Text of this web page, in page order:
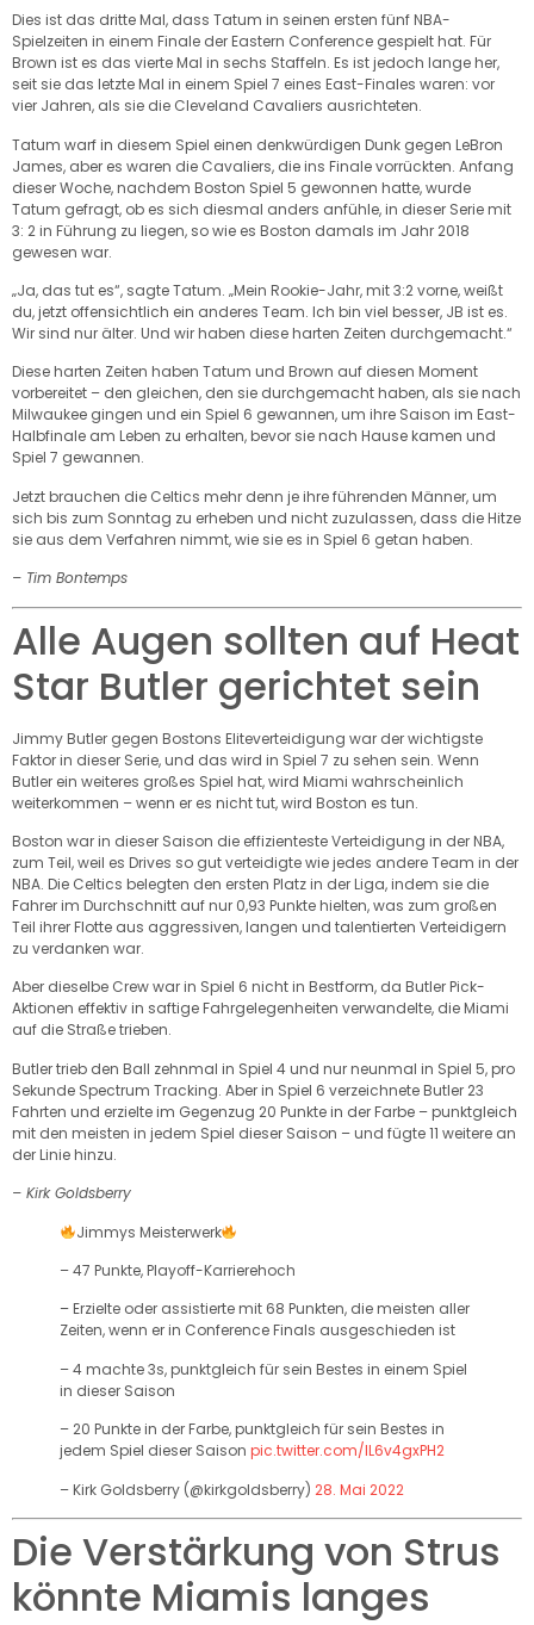
Dies ist das dritte Mal, dass Tatum in seinen ersten fünf NBA-
Spielzeiten in einem Finale der Eastern Conference gespielt hat. Für
Brown ist es das vierte Mal in sechs Staffeln. Es ist jedoch lange her,
seit sie das letzte Mal in einem Spiel 7 eines East-Finales waren: vor
vier Jahren, als sie die Cleveland Cavaliers ausrichteten.
Tatum warf in diesem Spiel einen denkwürdigen Dunk gegen LeBron
James, aber es waren die Cavaliers, die ins Finale vorrückten. Anfang
dieser Woche, nachdem Boston Spiel 5 gewonnen hatte, wurde
Tatum gefragt, ob es sich diesmal anders anfühle, in dieser Serie mit
3: 2 in Führung zu liegen, so wie es Boston damals im Jahr 2018
gewesen war.
„Ja, das tut es“, sagte Tatum. „Mein Rookie-Jahr, mit 3:2 vorne, weißt
du, jetzt offensichtlich ein anderes Team. Ich bin viel besser, JB ist es.
Wir sind nur älter. Und wir haben diese harten Zeiten durchgemacht.“
Diese harten Zeiten haben Tatum und Brown auf diesen Moment
vorbereitet – den gleichen, den sie durchgemacht haben, als sie nach
Milwaukee gingen und ein Spiel 6 gewannen, um ihre Saison im East-
Halbfinale am Leben zu erhalten, bevor sie nach Hause kamen und
Spiel 7 gewannen.
Jetzt brauchen die Celtics mehr denn je ihre führenden Männer, um
sich bis zum Sonntag zu erheben und nicht zuzulassen, dass die Hitze
sie aus dem Verfahren nimmt, wie sie es in Spiel 6 getan haben.
– Tim Bontemps
Alle Augen sollten auf Heat
Star Butler gerichtet sein
Jimmy Butler gegen Bostons Eliteverteidigung war der wichtigste
Faktor in dieser Serie, und das wird in Spiel 7 zu sehen sein. Wenn
Butler ein weiteres großes Spiel hat, wird Miami wahrscheinlich
weiterkommen – wenn er es nicht tut, wird Boston es tun.
Boston war in dieser Saison die effizienteste Verteidigung in der NBA,
zum Teil, weil es Drives so gut verteidigte wie jedes andere Team in der
NBA. Die Celtics belegten den ersten Platz in der Liga, indem sie die
Fahrer im Durchschnitt auf nur 0,93 Punkte hielten, was zum großen
Teil ihrer Flotte aus aggressiven, langen und talentierten Verteidigern
zu verdanken war.
Aber dieselbe Crew war in Spiel 6 nicht in Bestform, da Butler Pick-
Aktionen effektiv in saftige Fahrgelegenheiten verwandelte, die Miami
auf die Straße trieben.
Butler trieb den Ball zehnmal in Spiel 4 und nur neunmal in Spiel 5, pro
Sekunde Spectrum Tracking. Aber in Spiel 6 verzeichnete Butler 23
Fahrten und erzielte im Gegenzug 20 Punkte in der Farbe – punktgleich
mit den meisten in jedem Spiel dieser Saison – und fügte 11 weitere an
der Linie hinzu.
– Kirk Goldsberry
Jimmys Meisterwerk
– 47 Punkte, Playoff-Karrierehoch
– Erzielte oder assistierte mit 68 Punkten, die meisten aller
Zeiten, wenn er in Conference Finals ausgeschieden ist
– 4 machte 3s, punktgleich für sein Bestes in einem Spiel
in dieser Saison
– 20 Punkte in der Farbe, punktgleich für sein Bestes in
jedem Spiel dieser Saison pic.twitter.com/IL6v4gxPH2
– Kirk Goldsberry (@kirkgoldsberry) 28. Mai 2022
Die Verstärkung von Strus
könnte Miamis langes